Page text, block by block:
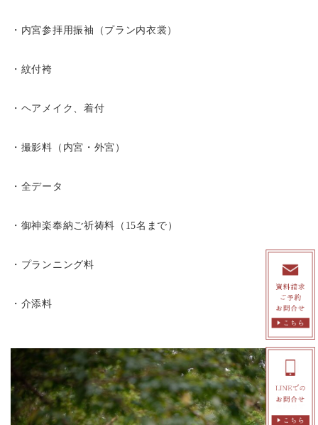
・内宮参拝用振袖（プラン内衣裳）
・紋付袴
・ヘアメイク、着付
・撮影料（内宮・外宮）
・全データ
・御神楽奉納ご祈祷料（15名まで）
・プランニング料
・介添料